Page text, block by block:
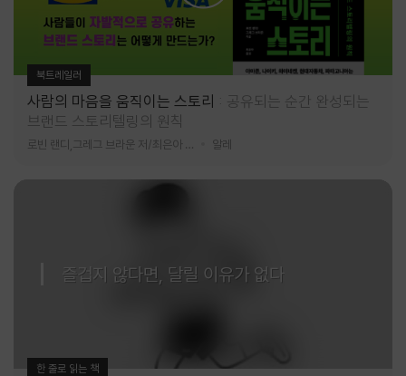
북트레일러
사람의 마음을 움직이는 스토리
공유되는 순간 완성되는
브랜드 스토리텔링의 원칙
알레
즐겁지 않다면, 달릴 이유가 없다
한 줄로 읽는 책